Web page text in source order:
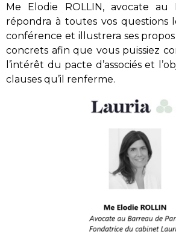
Me Elodie ROLLIN, avocate au
répondra à toutes vos questions
conférence et illustrera ses
concrets afin que vous puissiez
l’intérêt du pacte d’associés et
clauses qu’il renferme.